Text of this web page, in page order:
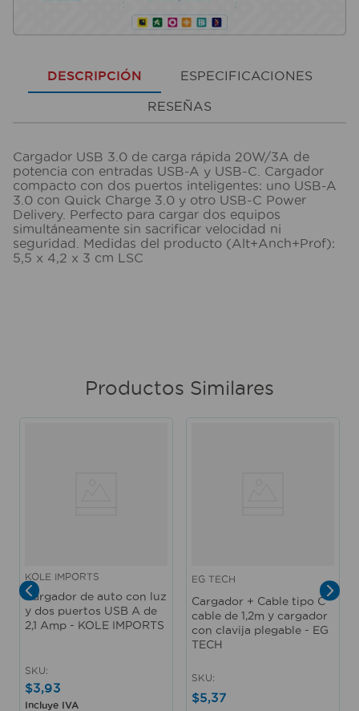
DESCRIPCIÓN ESPECIFICACIONES
RESEÑAS
Cargador USB 3.0 de carga rápida 20W/3A de
potencia con entradas USB-A y USB-C. Cargador
compacto con dos puertos inteligentes: uno USB-A
3.0 con Quick Charge 3.0 y otro USB-C Power
Delivery. Perfecto para cargar dos equipos
simultáneamente sin sacrificar velocidad ni
seguridad. Medidas del producto (Alt+Anch+Prof):
5,5 x 4,2 x 3 cm LSC
Productos Similares
KOLE IMPORTS
Cargador de auto con luz
y dos puertos USB A de
2,1 Amp - KOLE IMPORTS
SKU:
$3,93
Incluye IVA
EG TECH
Cargador + Cable tipo C
cable de 1,2m y cargador
con clavija plegable - EG
TECH
SKU:
$5,37